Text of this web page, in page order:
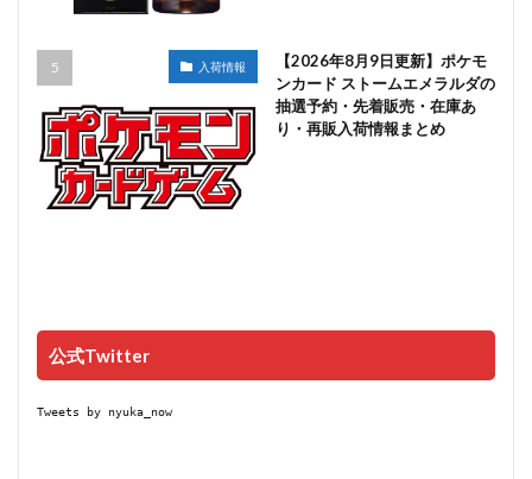
入荷情報
【2026年8月9日更新】ポケモ
ンカード ストームエメラルダの
抽選予約・先着販売・在庫あ
り・再販入荷情報まとめ
公式Twitter
Tweets by nyuka_now